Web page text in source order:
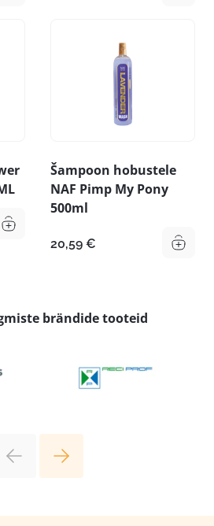
Šampoon hobustele
NAF Pimp My Pony
500ml
20,59 €
brändide tooteid